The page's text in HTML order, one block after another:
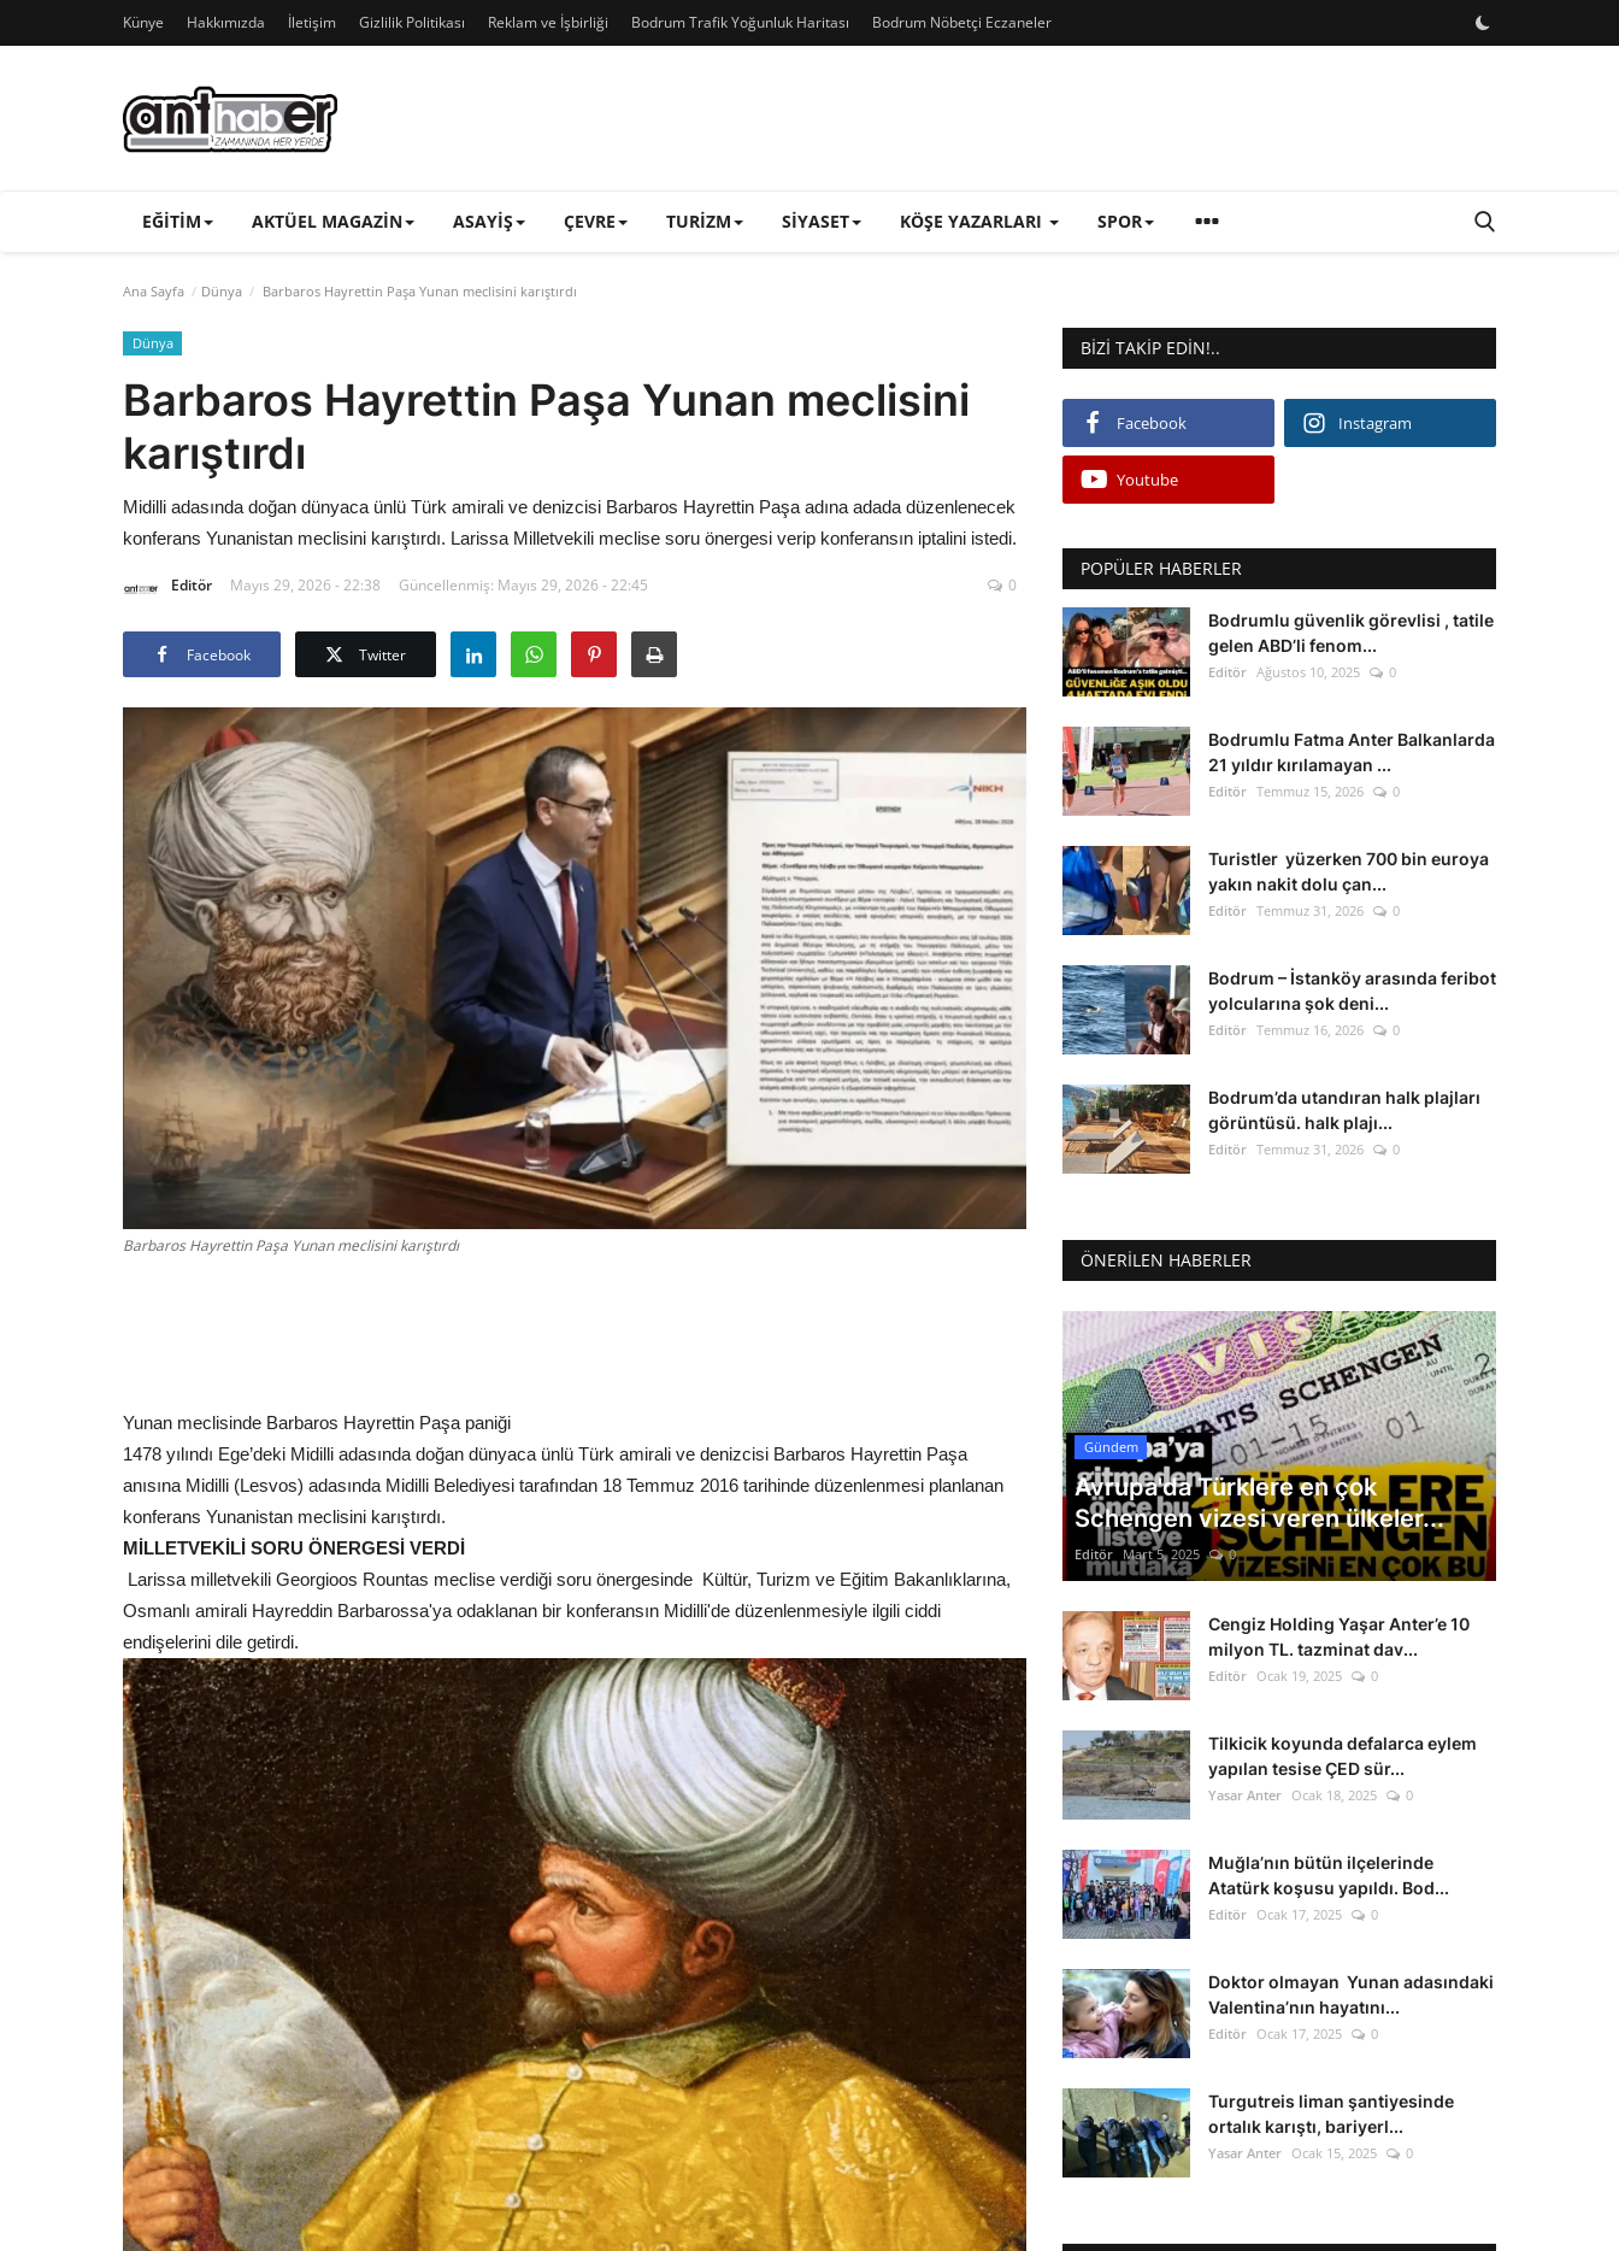
Künye Hakkımızda İletişim Gizlilik Politikası Reklam ve İşbirliği Bodrum Trafik Yoğunluk Haritası Bodrum Nöbetçi Eczaneler
EĞITIM AKTÜEL MAGAZIN ASAYIŞ ÇEVRE TURIZM SIYASET KÖŞE YAZARLARI SPOR
Ana Sayfa Dünya Barbaros Hayrettin Paşa Yunan meclisini karıştırdı
Dünya
Barbaros Hayrettin Paşa Yunan meclisini
karıştırdı
Midilli adasında doğan dünyaca ünlü Türk amirali ve denizcisi Barbaros Hayrettin Paşa adına adada düzenlenecek
konferans Yunanistan meclisini karıştırdı. Larissa Milletvekili meclise soru önergesi verip konferansın iptalini istedi.
Editör Mayıs 29, 2026 - 22:38 Güncellenmiş: Mayıs 29, 2026 - 22:45 0
Facebook Twitter
Barbaros Hayrettin Paşa Yunan meclisini karıştırdı
Yunan meclisinde Barbaros Hayrettin Paşa paniği
1478 yılındı Ege’deki Midilli adasında doğan dünyaca ünlü Türk amirali ve denizcisi Barbaros Hayrettin Paşa
anısına Midilli (Lesvos) adasında Midilli Belediyesi tarafından 18 Temmuz 2016 tarihinde düzenlenmesi planlanan
konferans Yunanistan meclisini karıştırdı.
MİLLETVEKİLİ SORU ÖNERGESİ VERDİ
Larissa milletvekili Georgioos Rountas meclise verdiği soru önergesinde Kültür, Turizm ve Eğitim Bakanlıklarına,
Osmanlı amirali Hayreddin Barbarossa'ya odaklanan bir konferansın Midilli'de düzenlenmesiyle ilgili ciddi
endişelerini dile getirdi.
BIZI TAKIP EDIN!..
Facebook Instagram
Youtube
POPÜLER HABERLER
Bodrumlu güvenlik görevlisi , tatile
gelen ABD’li fenom...
Editör Ağustos 10, 2025 0
Bodrumlu Fatma Anter Balkanlarda
21 yıldır kırılamayan ...
Editör Temmuz 15, 2026 0
Turistler yüzerken 700 bin euroya
yakın nakit dolu çan...
Editör Temmuz 31, 2026 0
Bodrum – İstanköy arasında feribot
yolcularına şok deni...
Editör Temmuz 16, 2026 0
Bodrum’da utandıran halk plajları
görüntüsü. halk plajı...
Editör Temmuz 31, 2026 0
ÖNERILEN HABERLER
Gündem
Avrupa'da Türklere en çok
Schengen vizesi veren ülkeler...
Editör Mart 5, 2025 0
Cengiz Holding Yaşar Anter’e 10
milyon TL. tazminat dav...
Editör Ocak 19, 2025 0
Tilkicik koyunda defalarca eylem
yapılan tesise ÇED sür...
Yasar Anter Ocak 18, 2025 0
Muğla’nın bütün ilçelerinde
Atatürk koşusu yapıldı. Bod...
Editör Ocak 17, 2025 0
Doktor olmayan Yunan adasındaki
Valentina’nın hayatını...
Editör Ocak 17, 2025 0
Turgutreis liman şantiyesinde
ortalık karıştı, bariyerl...
Yasar Anter Ocak 15, 2025 0